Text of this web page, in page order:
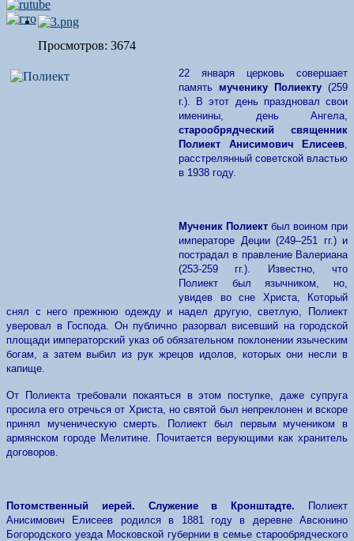
Просмотров: 3674
22 января церковь совершает
память мученику Полиекту (259
г.). В этот день праздновал свои
именины, день Ангела,
старообрядческий священник
Полиект Анисимович Елисеев,
расстрелянный советской властью
в 1938 году.
Мученик Полиект был воином при
императоре Деции (249–251 гг.) и
пострадал в правление Валериана
(253-259 гг.). Известно, что
Полиект был язычником, но,
увидев во сне Христа, Который
снял с него прежнюю одежду и надел другую, светлую, Полиект
уверовал в Господа. Он публично разорвал висевший на городской
площади императорский указ об обязательном поклонении языческим
богам, а затем выбил из рук жрецов идолов, которых они несли в
капище.
От Полиекта требовали покаяться в этом поступке, даже супруга
просила его отречься от Христа, но святой был непреклонен и вскоре
принял мученическую смерть. Полиект был первым мучеником в
армянском городе Мелитине. Почитается верующими как хранитель
договоров.
Потомственный иерей. Служение в Кронштадте.
Полиект
Анисимович Елисеев родился в 1881 году в деревне Авсюнино
Богородского уезда Московской губернии в семье старообрядческого